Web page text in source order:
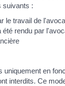
suivants :
le travail de
été rendu par
uniquement en
interdits. Ce